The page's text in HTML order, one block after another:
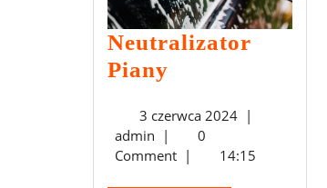
Neutralizator
Piany
3 czerwca 20243
2024
|
admin admin
|
0
Comment | 14:15